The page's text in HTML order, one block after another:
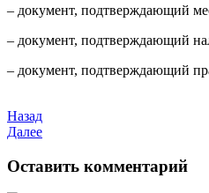
– документ, подтверждающий
– документ, подтверждающий
– документ, подтверждающий
Назад
Далее
Оставить комментарий